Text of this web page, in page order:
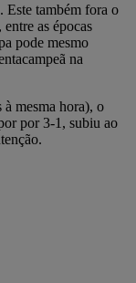
Este também fora o
as épocas
pode mesmo
na
mesma hora), o
por 3-1, subiu ao